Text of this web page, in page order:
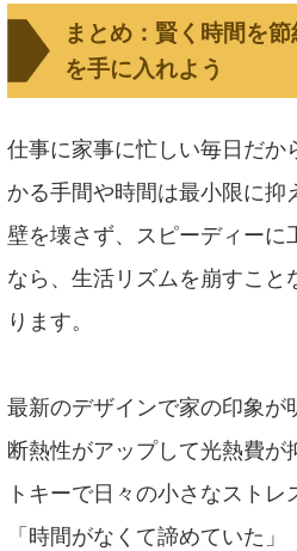
まとめ：賢く時間を
を手に入れよう
仕事に家事に忙しい毎日だか
かる手間や時間は最小限に抑
壁を壊さず、スピーディーに
なら、生活リズムを崩すこと
ります。
最新のデザインで家の印象が
断熱性がアップして光熱費が
トキーで日々の小さなストレ
「時間がなくて諦めていた